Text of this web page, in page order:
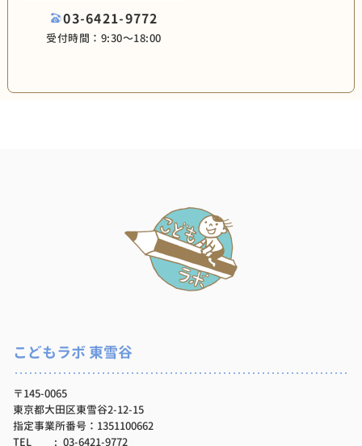
03-6421-9772
受付時間：9:30〜18:00
こどもラボ 東雪谷
〒145-0065
東京都大田区東雪谷2-12-15
指定事業所番号：1351100662
TEL
03-6421-9772